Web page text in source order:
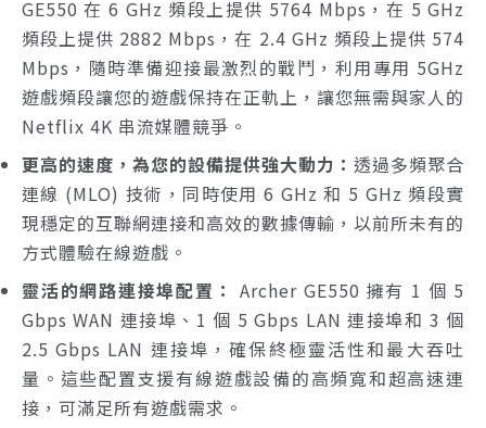
GE550 在 6 GHz 頻段上提供 5764 Mbps，在 5 GHz
頻段上提供 2882 Mbps，在 2.4 GHz 頻段上提供 574
Mbps，隨時準備迎接最激烈的戰鬥，利用專用 5GHz
遊戲頻段讓您的遊戲保持在正軌上，讓您無需與家人的
Netflix 4K 串流媒體競爭。
更高的速度，為您的設備提供強大動力： 透過多頻聚合
連線 (MLO) 技術，同時使用 6 GHz 和 5 GHz 頻段實
現穩定的互聯網連接和高效的數據傳輸，以前所未有的
方式體驗在線遊戲。
靈活的網路連接埠配置： Archer GE550 擁有 1 個 5
Gbps WAN 連接埠、1 個 5 Gbps LAN 連接埠和 3 個
2.5 Gbps LAN 連接埠，確保終極靈活性和最大吞吐
量。這些配置支援有線遊戲設備的高頻寬和超高速連
接，可滿足所有遊戲需求。